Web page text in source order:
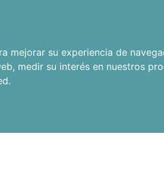
su experiencia de
, medir su interés en nuestros
.